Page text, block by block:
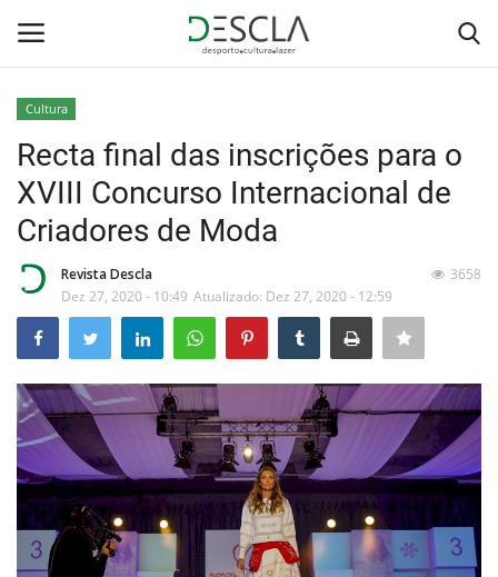
Home
Desporto
Sobre Nós
Educação
Estatuto Editorial
Cultura
Recta final das inscrições para o
XVIII Concurso Internacional de
Criadores de Moda
Revista Descla
Dez 27, 2020 - 10:49 Atualizado: Dez 27, 2020 - 12:59
3658